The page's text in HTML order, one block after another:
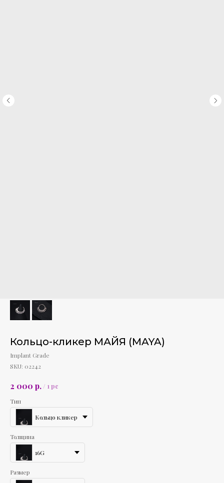
Кольцо-кликер МАЙЯ (MAYA)
Implant Grade
SKU: 02242
2 000 р. / 1 pc
Тип
Кольцо кликер
Толщина
16G
Размер